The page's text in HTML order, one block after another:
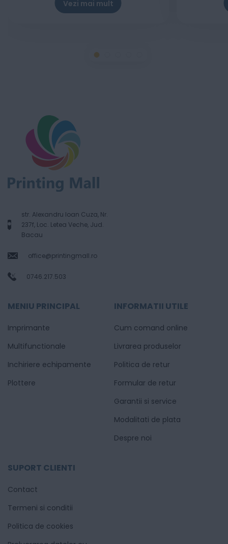
Vezi mai mult
str. Alexandru Ioan Cuza, Nr.
237f, Loc. Letea Veche, Jud.
Bacau
office@printingmall.ro
0746.217.503
MENIU PRINCIPAL
Imprimante
Multifunctionale
Inchiriere echipamente
Plottere
INFORMATII UTILE
Cum comand online
Livrarea produselor
Politica de retur
Formular de retur
Garantii si service
Modalitati de plata
Despre noi
SUPORT CLIENTI
Contact
Termeni si conditii
Politica de cookies